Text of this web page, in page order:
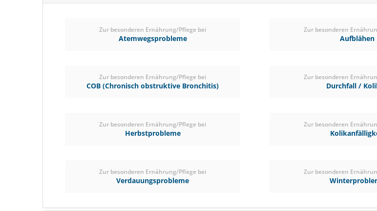
Zur besonderen Ernährung/Pflege bei
Atemwegsprobleme
Zur besonderen
Aufblähen
Zur besonderen Ernährung/Pflege bei
COB (Chronisch obstruktive Bronchitis)
Zur besonderen
Durchfall /
Zur besonderen Ernährung/Pflege bei
Herbstprobleme
Zur besonderen
Zur besonderen Ernährung/Pflege bei
Verdauungsprobleme
Zur besonderen